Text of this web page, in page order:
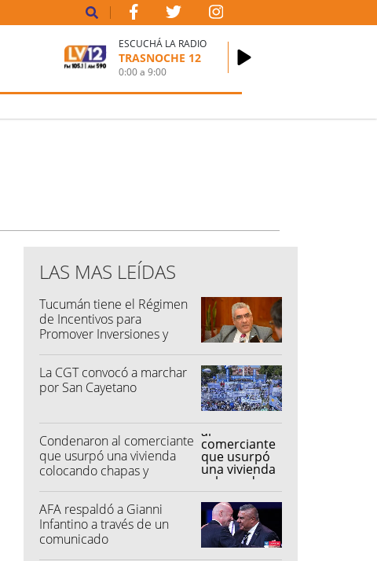
ESCUCHÁ LA RADIO
TRASNOCHE 12
0:00a9:00
LAS MAS LEÍDAS
Tucumán tiene el Régimen
de Incentivos para
Promover Inversiones y
La CGT convocó a marchar
por San Cayetano
Condenaron al comerciante
que usurpó una vivienda
colocando chapas y
AFA respaldó a Gianni
Infantino a través de un
comunicado